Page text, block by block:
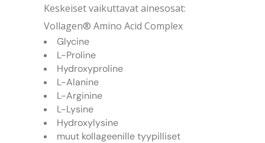
Keskeiset vaikuttavat ainesosat:
Vollagen® Amino Acid Complex
Glycine
L-Proline
Hydroxyproline
L-Alanine
L-Arginine
L-Lysine
Hydroxylysine
muut kollageenille tyypilliset